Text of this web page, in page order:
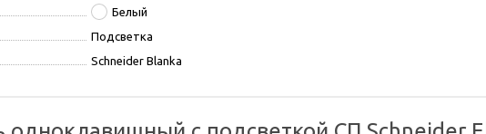
Белый
Подсветка
Schneider Blanka